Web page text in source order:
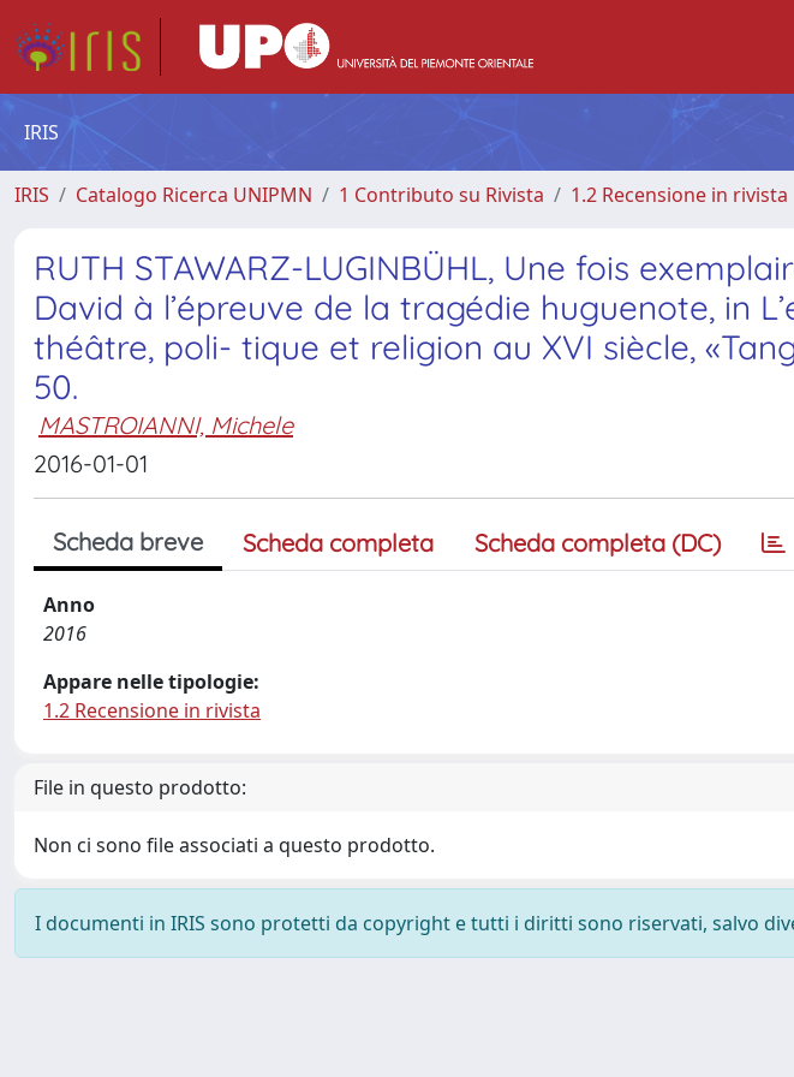
IRIS
IRIS Catalogo Ricerca UNIPMN 1 Contributo su Rivista 1.2 Recensione in rivista
RUTH STAWARZ-LUGINBÜHL, Une fois
David à l’épreuve de la tragédie huguenote, in
théâtre, poli- tique et religion au XVI siècle,
50.
MASTROIANNI, Michele
2016-01-01
Scheda breve Scheda completa Scheda completa (DC)
Anno
2016
Appare nelle tipologie:
1.2 Recensione in rivista
File in questo prodotto:
Non ci sono file associati a questo prodotto.
I documenti in IRIS sono protetti da copyright e tutti i diritti sono riservati, salvo